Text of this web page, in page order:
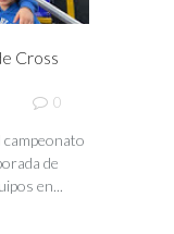
Cross
0
campeonato
de
en...